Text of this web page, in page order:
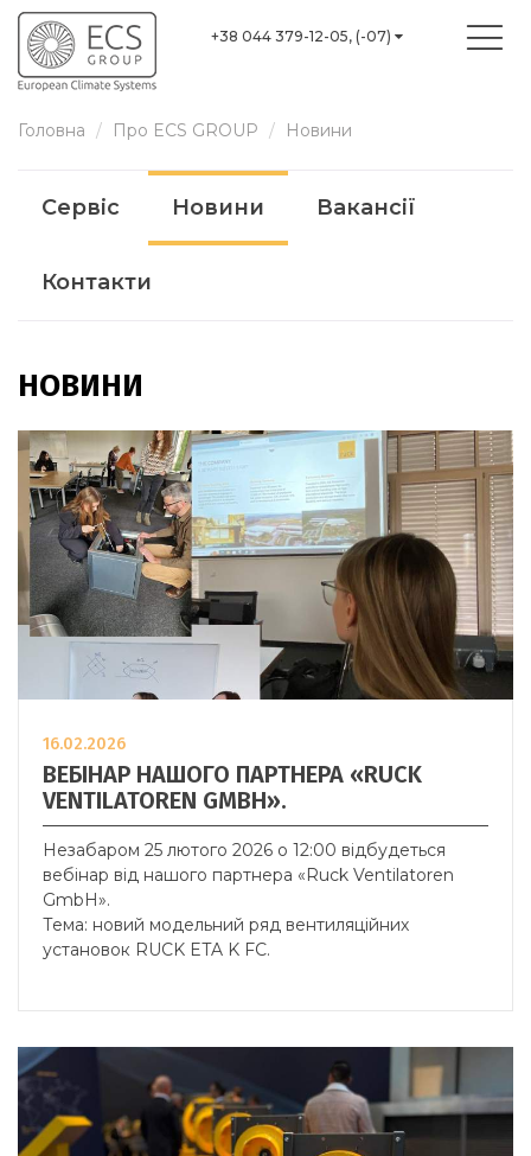
+38 044 379-12-05, (-07)
Головна Про ECS GROUP Новини
Сервіс Новини Вакансії
Контакти
НОВИНИ
16.02.2026
ВЕБІНАР НАШОГО ПАРТНЕРА «RUCK
VENTILATOREN GMBH».
Незабаром 25 лютого 2026 о 12:00 відбудеться
вебінар від нашого партнера «Ruck Ventilatoren
GmbH».
Тема: новий модельний ряд вентиляційних
установок RUCK ETA K FC.